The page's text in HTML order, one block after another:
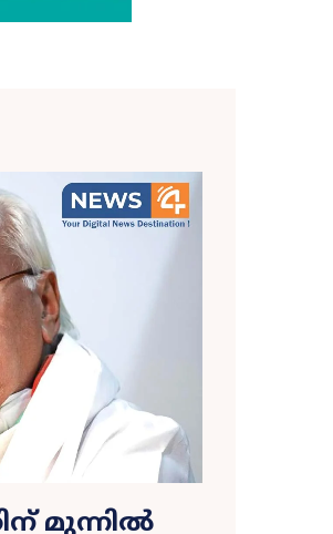
മുന്നിൽ